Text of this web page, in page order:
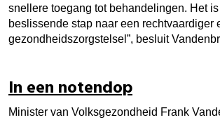
snellere toegang tot behandelingen. Het
beslissende stap naar een rechtvaardiger
gezondheidszorgstelsel”, besluit
In een notendop
Minister van Volksgezondheid Frank